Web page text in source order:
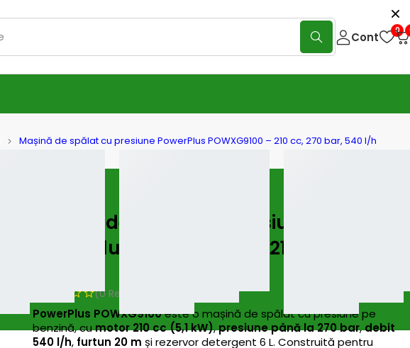
Cont 0
Mașină de spălat cu presiune PowerPlus POWXG9100 – 210 cc, 270 bar, 540 l/h
Mașină de spălat cu presiune
PowerPlus POWXG9100 – 210 cc, 270 bar,
(0 Reviews)
PowerPlus POWXG9100este o mașină de spălat cu presiune pe
benzină, cumotor 210 cc (5,1 kW),presiune până la 270 bar,debit
540 l/h, furtun 20 m și rezervor detergent 6 L. Construită pentru